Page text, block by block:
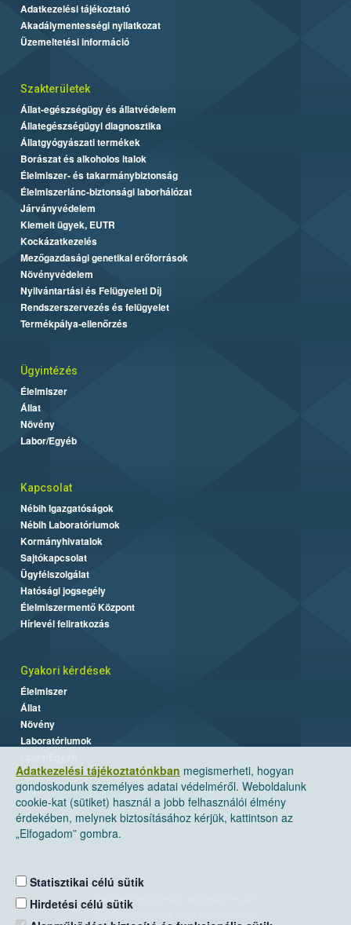
Adatkezelési tájékoztatónkban megismerheti, hogyan
gondoskodunk személyes adatai védelméről. Weboldalunk
cookie-kat (sütiket) használ a jobb felhasználói élmény
érdekében, melynek biztosításához kérjük, kattintson az
„Elfogadom” gombra.
Statisztikai célú sütik
Hirdetési célú sütik
Adatkezelési tájékoztató
Akadálymentességi nyilatkozat
Üzemeltetési információ
Szakterületek
Állat-egészségügy és állatvédelem
Állategészségügyi diagnosztika
Állatgyógyászati termékek
Borászat és alkoholos italok
Élelmiszer- és takarmánybiztonság
Élelmiszerlánc-biztonsági laborhálózat
Járványvédelem
Kiemelt ügyek, EUTR
Kockázatkezelés
Mezőgazdasági genetikai erőforrások
Növényvédelem
Nyilvántartási és Felügyeleti Díj
Rendszerszervezés és felügyelet
Termékpálya-ellenőrzés
Ügyintézés
Élelmiszer
Állat
Növény
Labor/Egyéb
Kapcsolat
Nébih Igazgatóságok
Nébih Laboratóriumok
Kormányhivatalok
Sajtókapcsolat
Ügyfélszolgálat
Hatósági jogsegély
Élelmiszermentő Központ
Hírlevél feliratkozás
Gyakori kérdések
Élelmiszer
Állat
Növény
Laboratóriumok
Nemzeti Élelmiszerlánc-biztonsági Hivatal